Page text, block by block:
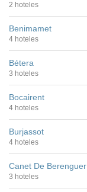
2 hoteles
Benimamet
4 hoteles
Bétera
3 hoteles
Bocairent
4 hoteles
Burjassot
4 hoteles
Canet De Berenguer
3 hoteles